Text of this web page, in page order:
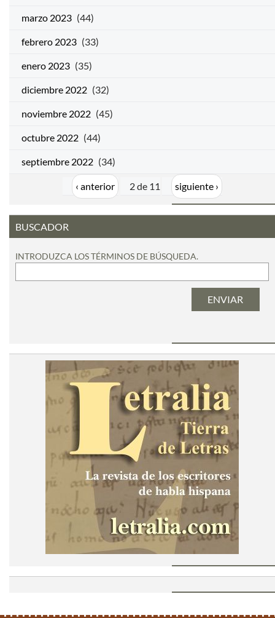
marzo 2023 (44)
febrero 2023 (33)
enero 2023 (35)
diciembre 2022 (32)
noviembre 2022 (45)
octubre 2022 (44)
septiembre 2022 (34)
‹ anterior 2 de 11 siguiente ›
BUSCADOR
INTRODUZCA LOS TÉRMINOS DE BÚSQUEDA.